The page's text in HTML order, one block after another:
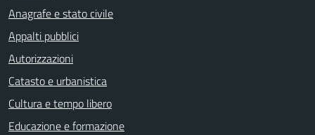
Anagrafe e stato civile
Appalti pubblici
Autorizzazioni
Catasto e urbanistica
Cultura e tempo libero
Educazione e formazione